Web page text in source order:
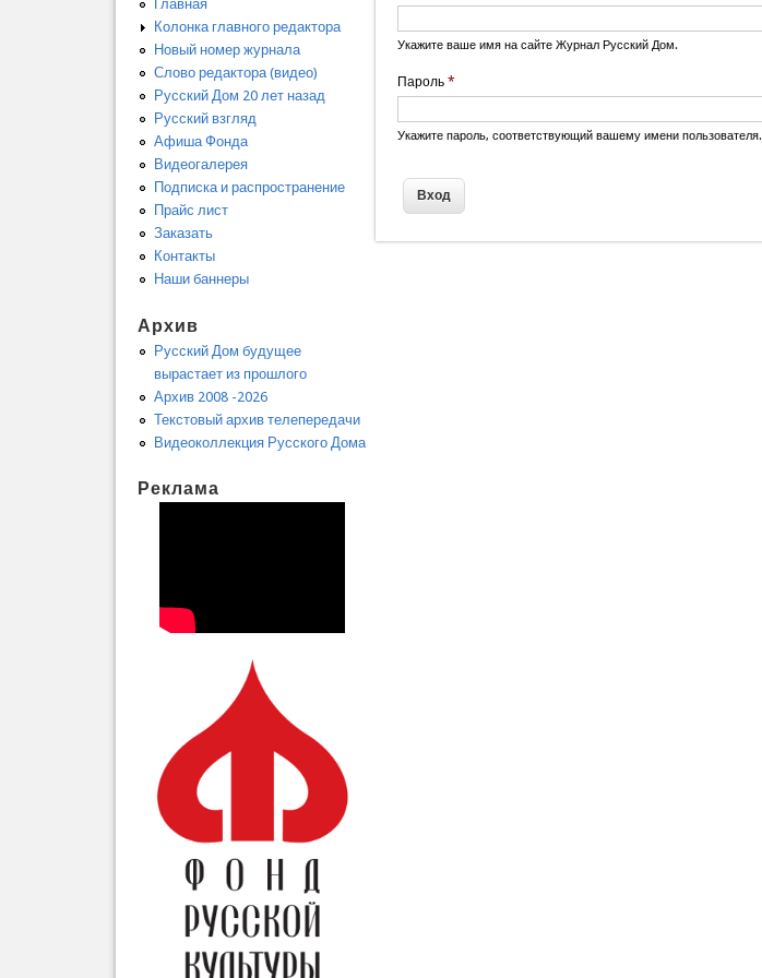
Укажите ваше имя на сайте Журнал Русский Дом.
Пароль*
Укажите пароль, соответствующий вашему имени пользователя.
Главная
Колонка главного редактора
Новый номер журнала
Слово редактора (видео)
Русский Дом 20 лет назад
Русский взгляд
Афиша Фонда
Видеогалерея
Подписка и распространение
Прайс лист
Заказать
Контакты
Наши баннеры
Архив
Русский Дом будущее
вырастает из прошлого
Архив 2008 -2026
Текстовый архив телепередачи
Видеоколлекция Русского Дома
Реклама